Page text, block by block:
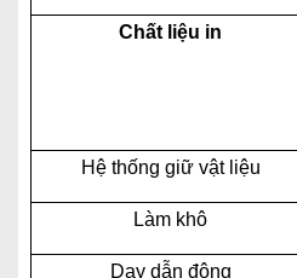
Chất liệu in
Hệ thống giữ vật liệu
Làm khô
Day dẫn động